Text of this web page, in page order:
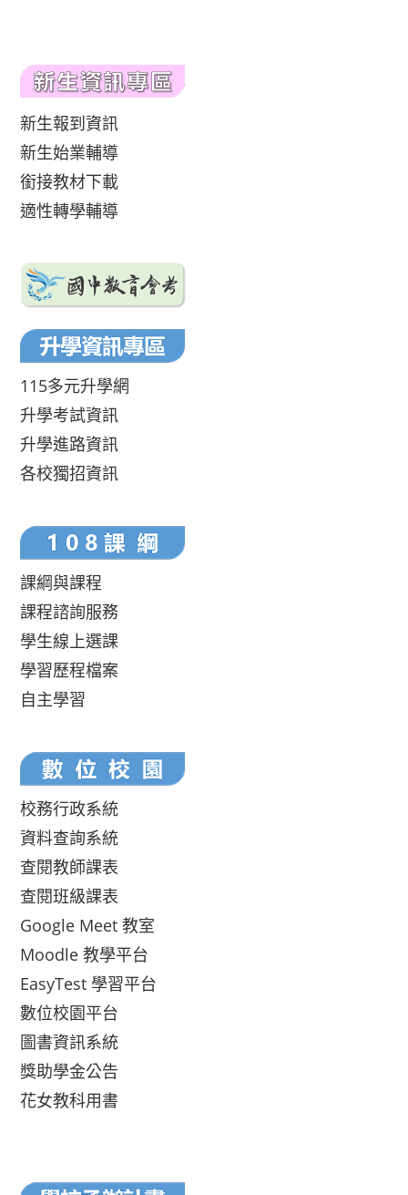
新生報到資訊
新生始業輔導
銜接教材下載
適性轉學輔導
115多元升學網
升學考試資訊
升學進路資訊
各校獨招資訊
課綱與課程
課程諮詢服務
學生線上選課
學習歷程檔案
自主學習
校務行政系統
資料查詢系統
查閱教師課表
查閱班級課表
Google Meet 教室
Moodle 教學平台
EasyTest 學習平台
數位校園平台
圖書資訊系統
獎助學金公告
花女教科用書